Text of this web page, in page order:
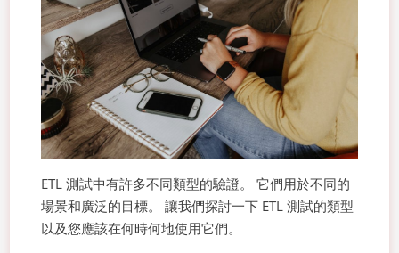
ETL 測試中有許多不同類型的驗證。 它們用於不同的
場景和廣泛的目標。 讓我們探討一下 ETL 測試的類型
以及您應該在何時何地使用它們。